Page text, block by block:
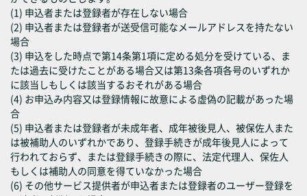
(1) 申込者または登録者が存在しない場合
(2) 申込者または登録者が送受信可能なメールアドレスを持たない
場合
(3) 申込をした時点で第14条第1項に定める処分を受けている、ま
たは過去に受けたことがある場合又は第13条各項各号のいずれか
に該当しもしくは該当するおそれがある場合
(4) お申込み内容又は登録情報に故意による虚偽の記載があった場
合
(5) 申込者または登録者が未成年者、成年被後見人、被保佐人また
は被補助人のいずれかであり、登録手続きが成年後見人によって
行われておらず、または登録手続きの際に、法定代理人、保佐人
もしくは補助人の同意を得ていなかった場合
(6) その他サービス提供者が申込者または登録者のユーザー登録を